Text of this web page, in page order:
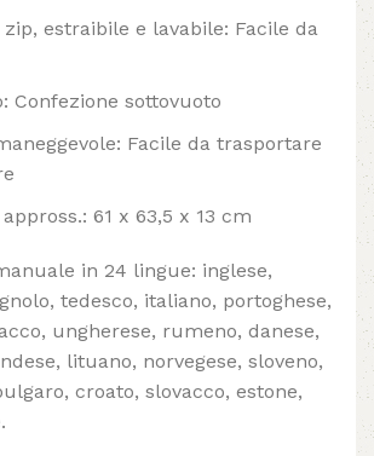
zip, estraibile e lavabile: Facile da
Confezione sottovuoto
Facile da trasportare
61 x 63,5 x 13 cm
in 24 lingue: inglese,
tedesco, italiano, portoghese,
ungherese, rumeno, danese,
lituano, norvegese, sloveno,
croato, slovacco, estone,